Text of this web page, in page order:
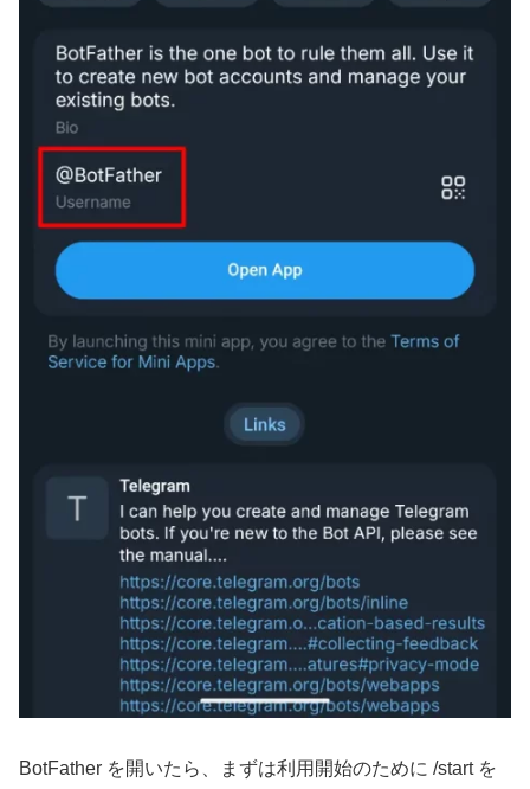
BotFather を開いたら、まずは利用開始のために /start を